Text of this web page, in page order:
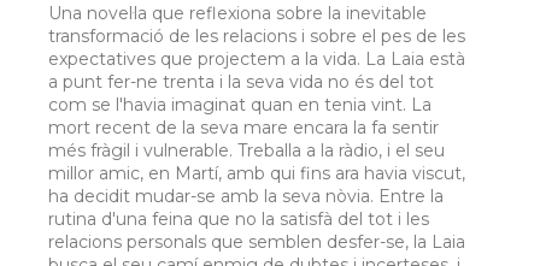
Una novel·la que reflexiona sobre la inevitable
transformació de les relacions i sobre el pes de les
expectatives que projectem a la vida. La Laia està
a punt fer-ne trenta i la seva vida no és del tot
com se l'havia imaginat quan en tenia vint. La
mort recent de la seva mare encara la fa sentir
més fràgil i vulnerable. Treballa a la ràdio, i el seu
millor amic, en Martí, amb qui fins ara havia viscut,
ha decidit mudar-se amb la seva nòvia. Entre la
rutina d'una feina que no la satisfà del tot i les
relacions personals que semblen desfer-se, la Laia